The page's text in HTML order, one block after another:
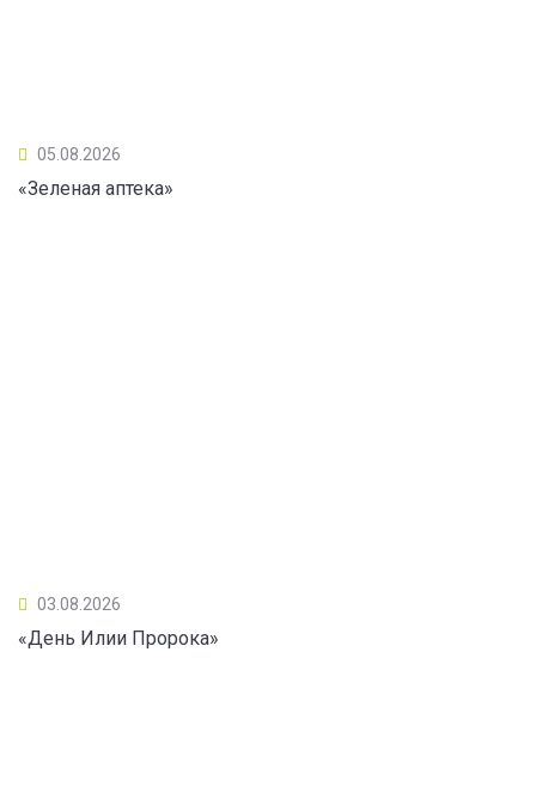
05.08.2026
«Зеленая аптека»
03.08.2026
«День Илии Пророка»